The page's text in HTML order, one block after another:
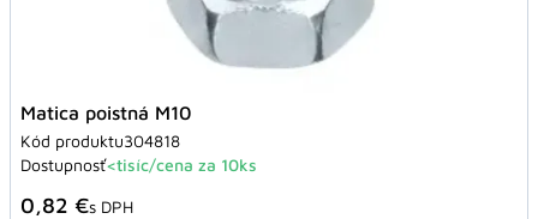
Matica poistná M10
Kód produktu304818
Dostupnosť<tisíc/cena za 10ks
0,82 €s DPH